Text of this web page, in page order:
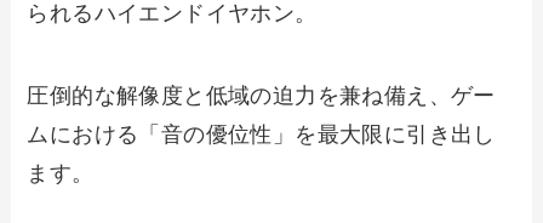
られるハイエンドイヤホン。
圧倒的な解像度と低域の迫力を兼ね備え、ゲー
ムにおける「音の優位性」を最大限に引き出し
ます。